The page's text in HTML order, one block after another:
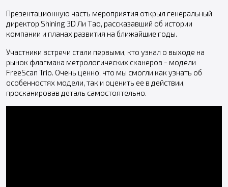
Презентационную часть мероприятия открыл генеральный
директор Shining 3D Ли Тао, рассказавший об истории
компании и планах развития на ближайшие годы.
Участники встречи стали первыми, кто узнал о выходе на
рынок флагмана метрологических сканеров - модели
FreeScan Trio. Очень ценно, что мы смогли как узнать об
особенностях модели, так и оценить ее в действии,
просканировав деталь самостоятельно.